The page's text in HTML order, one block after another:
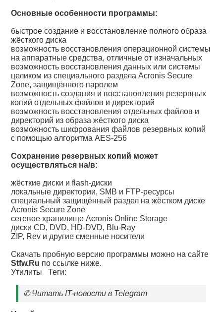
Основные особенности программы:
быстрое создание и восстановление полного образа
жёсткого диска
возможность восстановления операционной системы
на аппаратные средства, отличные от изначальных
возможность восстановления данных или системы
целиком из специального раздела Acronis Secure
Zone, защищённого паролем
возможность создания и восстановления резервных
копий отдельных файлов и директорий
возможность восстановления отдельных файлов и
директорий из образа жёсткого диска
возможность шифрования файлов резервных копий
с помощью алгоритма AES-256
Сохранение резервных копий может
осуществляться на/в:
жёсткие диски и flash-диски
локальные директории, SMB и FTP-ресурсы
специальный защищённый раздел на жёстком диске
Acronis Secure Zone
сетевое хранилище Acronis Online Storage
диски CD, DVD, HD-DVD, Blu-Ray
ZIP, Rev и другие сменные носители
Скачать пробную версию программы можно на сайте
Stfw.Ru по ссылке ниже.
Утилиты Теги:
✆Читать IT-новости в Telegram